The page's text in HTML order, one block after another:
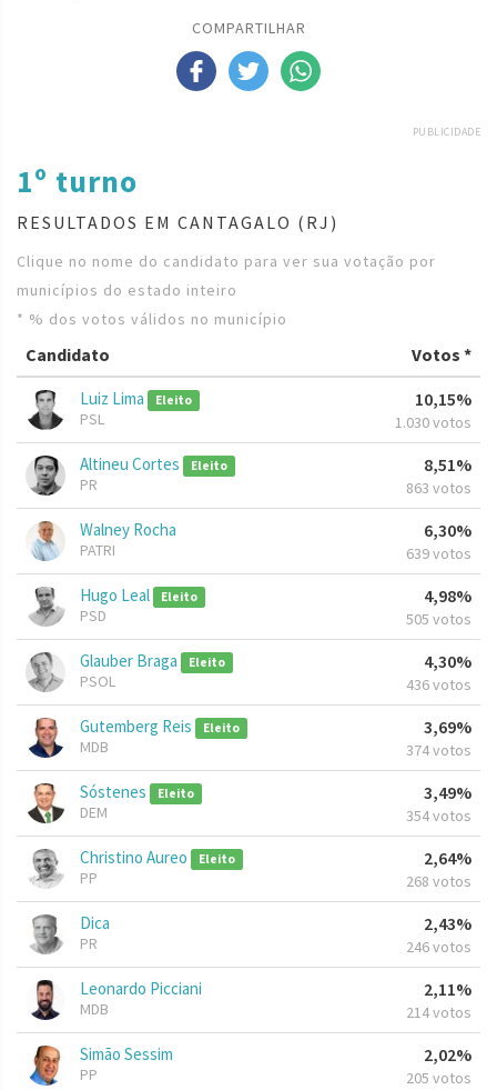
COMPARTILHAR
PUBLICIDADE
1º turno
RESULTADOS EM CANTAGALO (RJ)
Clique no nome do candidato para ver sua votação por
municípios do estado inteiro
* % dos votos válidos no município
Candidato Votos *
Luiz Lima Eleito
PSL
10,15%
1.030 votos
Altineu Cortes Eleito
PR
8,51%
863 votos
Walney Rocha
PATRI
6,30%
639 votos
Hugo Leal Eleito
PSD
4,98%
505 votos
Glauber Braga Eleito
PSOL
4,30%
436 votos
Gutemberg Reis Eleito
MDB
3,69%
374 votos
Sóstenes Eleito
DEM
3,49%
354 votos
Christino Aureo Eleito
PP
2,64%
268 votos
Dica
PR
2,43%
246 votos
Leonardo Picciani
MDB
2,11%
214 votos
Simão Sessim
PP
2,02%
205 votos